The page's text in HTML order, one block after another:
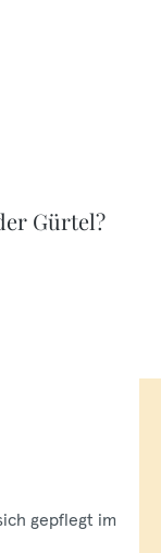
Gürtel?
gepflegt im